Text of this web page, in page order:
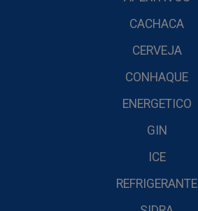
CACHACA
CERVEJA
CONHAQUE
ENERGETICO
GIN
ICE
REFRIGERANTE